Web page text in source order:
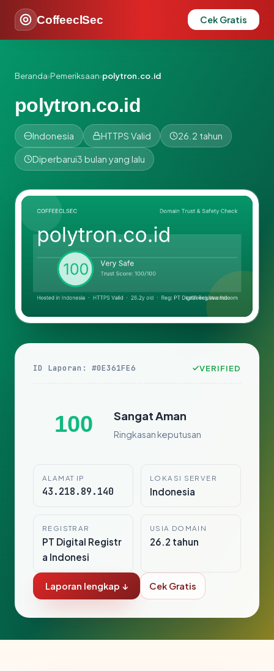
CoffeeclSec Cek Gratis
Beranda›Pemeriksaan›polytron.co.id
polytron.co.id
Indonesia HTTPS Valid 26.2 tahun
Diperbarui3 bulan yang lalu
ID Laporan: #0E361FE6 VERIFIED
100 Sangat Aman
Ringkasan keputusan
ALAMAT IP
43.218.89.140
LOKASI SERVER
Indonesia
REGISTRAR
PT Digital Registr
a Indonesi
USIA DOMAIN
26.2 tahun
Laporan lengkap ↓ Cek Gratis